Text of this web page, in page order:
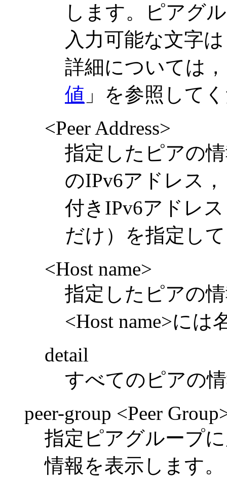
します。ピアグ
入力可能な文字
詳細については
値 」を参照して
<Peer Address>
指定したピアの
のIPv6アドレス
付きIPv6アドレ
だけ）を指定し
<Host name>
指定したピアの
<Host name>に
detail
すべてのピアの
peer-group <Peer
指定ピアグループ
情報を表示します。